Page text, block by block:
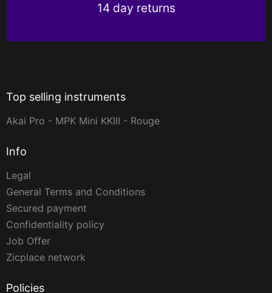
14 day returns
Top selling instruments
Akai Pro - MPK Mini KKIII - Rouge
Info
Legal
General Terms and Conditions
Secured payment
Confidentiality policy
Job Offer
Zicplace network
Policies